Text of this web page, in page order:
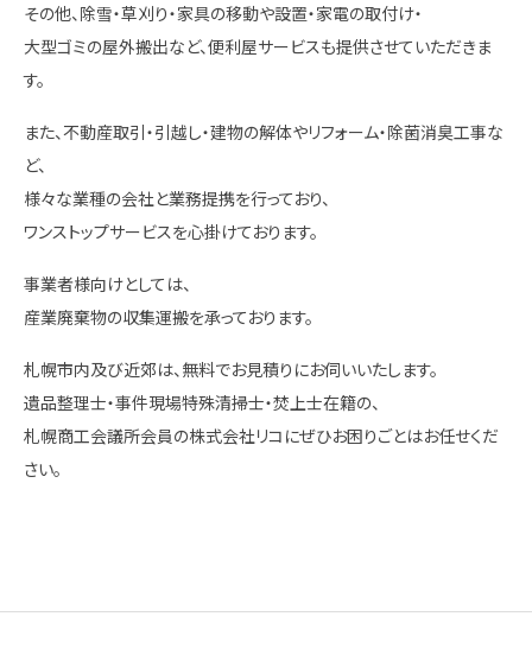
その他、除雪・草刈り・家具の移動や設置・家電の取付け・
大型ゴミの屋外搬出など、便利屋サービスも提供させていただきま
す。
また、不動産取引・引越し・建物の解体やリフォーム・除菌消臭工事な
ど、
様々な業種の会社と業務提携を行っており、
ワンストップサービスを心掛けております。
事業者様向けとしては、
産業廃棄物の収集運搬を承っております。
札幌市内及び近郊は、無料でお見積りにお伺いいたします。
遺品整理士・事件現場特殊清掃士・焚上士在籍の、
札幌商工会議所会員の株式会社リコにぜひお困りごとはお任せくだ
さい。